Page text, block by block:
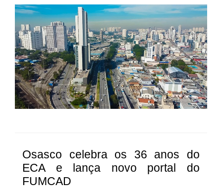
Osasco celebra os 36 anos do
ECA e lança novo portal do
FUMCAD